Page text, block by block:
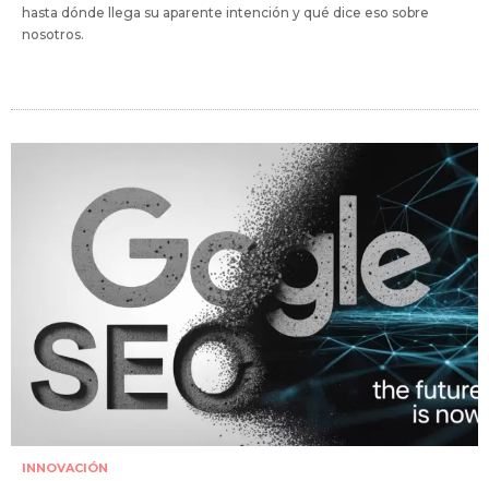
hasta dónde llega su aparente intención y qué dice eso sobre
nosotros.
INNOVACIÓN